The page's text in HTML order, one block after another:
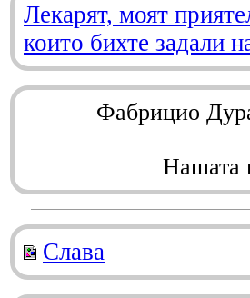
Лекарят, моят
които бихте задали
Фабрицио
Нашата
Слава